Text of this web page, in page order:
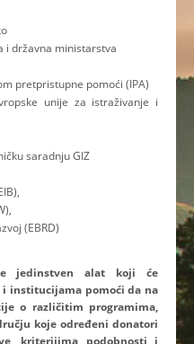
i državna ministarstva
pretpristupne pomoći (IPA)
unije za istraživanje i
saradnju GIZ
(EBRD)
jedinstven alat koji će
institucijama pomoći da na
o različitim programima,
koje određeni donatori
kriterijima podobnosti i